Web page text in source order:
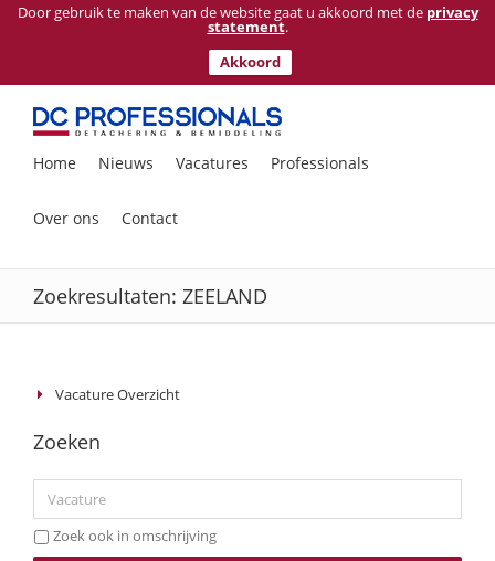
Door gebruik te maken van de website gaat u akkoord met de privacy
statement.
Akkoord
Ga
inhoud
naar:
Home Nieuws Vacatures Professionals
Over ons Contact
Zoekresultaten: ZEELAND
Vacature Overzicht
Zoeken
Zoek ook in omschrijving